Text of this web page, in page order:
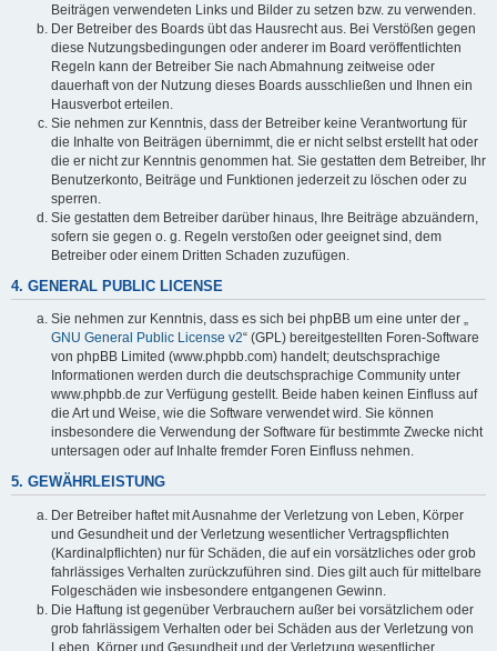
Beiträgen verwendeten Links und Bilder zu setzen bzw. zu verwenden.
Der Betreiber des Boards übt das Hausrecht aus. Bei Verstößen gegen
diese Nutzungsbedingungen oder anderer im Board veröffentlichten
Regeln kann der Betreiber Sie nach Abmahnung zeitweise oder
dauerhaft von der Nutzung dieses Boards ausschließen und Ihnen ein
Hausverbot erteilen.
Sie nehmen zur Kenntnis, dass der Betreiber keine Verantwortung für
die Inhalte von Beiträgen übernimmt, die er nicht selbst erstellt hat oder
die er nicht zur Kenntnis genommen hat. Sie gestatten dem Betreiber, Ihr
Benutzerkonto, Beiträge und Funktionen jederzeit zu löschen oder zu
sperren.
Sie gestatten dem Betreiber darüber hinaus, Ihre Beiträge abzuändern,
sofern sie gegen o. g. Regeln verstoßen oder geeignet sind, dem
Betreiber oder einem Dritten Schaden zuzufügen.
4. GENERAL PUBLIC LICENSE
Sie nehmen zur Kenntnis, dass es sich bei phpBB um eine unter der „
GNU General Public License v2“ (GPL) bereitgestellten Foren-Software
von phpBB Limited (www.phpbb.com) handelt; deutschsprachige
Informationen werden durch die deutschsprachige Community unter
www.phpbb.de zur Verfügung gestellt. Beide haben keinen Einfluss auf
die Art und Weise, wie die Software verwendet wird. Sie können
insbesondere die Verwendung der Software für bestimmte Zwecke nicht
untersagen oder auf Inhalte fremder Foren Einfluss nehmen.
5. GEWÄHRLEISTUNG
Der Betreiber haftet mit Ausnahme der Verletzung von Leben, Körper
und Gesundheit und der Verletzung wesentlicher Vertragspflichten
(Kardinalpflichten) nur für Schäden, die auf ein vorsätzliches oder grob
fahrlässiges Verhalten zurückzuführen sind. Dies gilt auch für mittelbare
Folgeschäden wie insbesondere entgangenen Gewinn.
Die Haftung ist gegenüber Verbrauchern außer bei vorsätzlichem oder
grob fahrlässigem Verhalten oder bei Schäden aus der Verletzung von
Leben, Körper und Gesundheit und der Verletzung wesentlicher